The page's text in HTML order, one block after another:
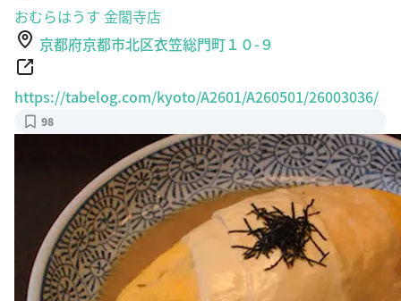
京都府京都市北区衣笠総門町１０-９
https://tabelog.com/kyoto/A2601/A260501/26003036/